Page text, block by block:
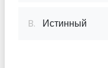
B. Истинный